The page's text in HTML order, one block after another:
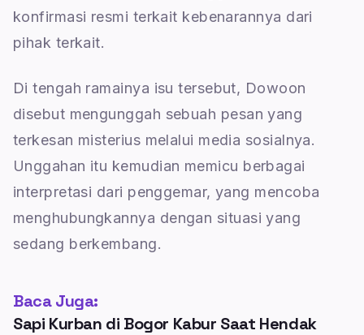
konfirmasi resmi terkait kebenarannya dari
pihak terkait.
Di tengah ramainya isu tersebut, Dowoon
disebut mengunggah sebuah pesan yang
terkesan misterius melalui media sosialnya.
Unggahan itu kemudian memicu berbagai
interpretasi dari penggemar, yang mencoba
menghubungkannya dengan situasi yang
sedang berkembang.
Baca Juga:
Sapi Kurban di Bogor Kabur Saat Hendak